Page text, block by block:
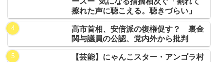
擦れた声に聴こえる。聴きづらい」
高市首相、安倍派の復権促す？ 裏金
関与議員の公認、党内外から批判
【芸能】にゃんこスター・アンゴラ村